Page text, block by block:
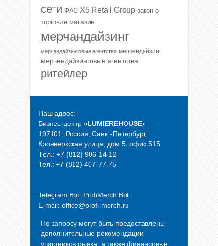
сети ФАС Х5 Retail Group закон о
торговле магазин
мерчандайзинг
мерчандайзинговые агентства мерчендайзинг
мерчендайзинговые агентства
ритейлер
Наш адрес:
Бизнес-центр «LUMIEREHOUSE»
197101, Россия, Санкт-Петербург,
Кронверкская улица, дом 5, офис 515
Tел.: +7 (812) 906-14-12
Тел.: +7 (812) 407-77-75
Telegram Bot: ProfiMerch Bot
E-mail: office@profi-merch.ru
По запросу могут быть предоставлены
дополнительные рекомендации
участников рынка, а также финансовые